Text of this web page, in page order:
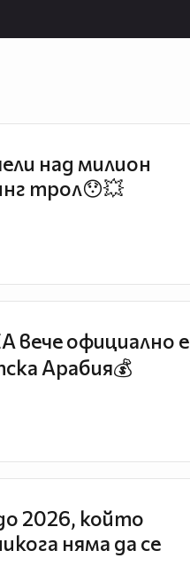
над милион
трол😯💥
вече официално е
Арабия💰
2026, който
няма да се